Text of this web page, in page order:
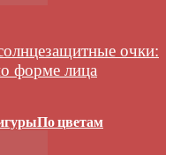
очки:
форме лица
По цветам